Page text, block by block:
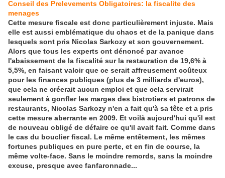
Conseil des Prelevements Obligatoires: la fiscalite des
menages
Cette mesure fiscale est donc particulièrement injuste. Mais
elle est aussi emblématique du chaos et de la panique dans
lesquels sont pris Nicolas Sarkozy et son gouvernement.
Alors que tous les experts ont dénoncé par avance
l'abaissement de la fiscalité sur la restauration de 19,6% à
5,5%, en faisant valoir que ce serait affreusement coûteux
pour les finances publiques (plus de 3 milliards d'euros),
que cela ne créerait aucun emploi et que cela servirait
seulement à gonfler les marges des bistrotiers et patrons de
restaurants, Nicolas Sarkozy n'en a fait qu'à sa tête et a pris
cette mesure aberrante en 2009. Et voilà aujourd'hui qu'il est
de nouveau obligé de défaire ce qu'il avait fait. Comme dans
le cas du bouclier fiscal. Le même entêtement, les mêmes
fortunes publiques en pure perte, et en fin de course, la
même volte-face. Sans le moindre remords, sans la moindre
excuse, presque avec fanfaronnade...